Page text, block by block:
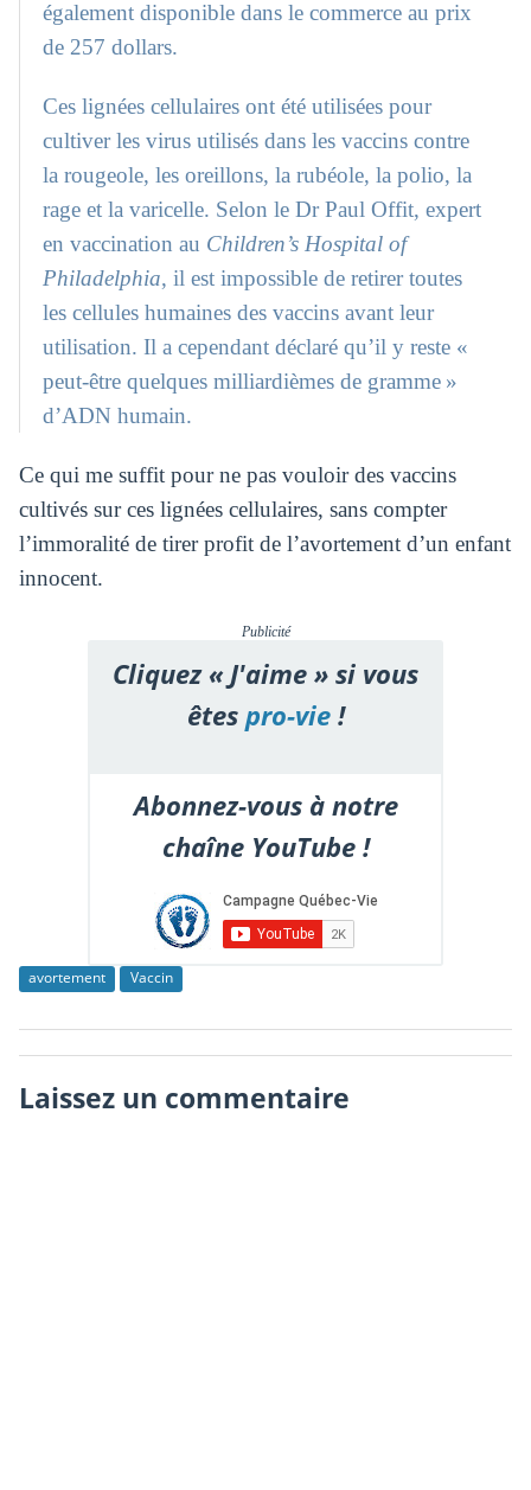
également disponible dans le commerce au prix
de 257 dollars.
Ces lignées cellulaires ont été utilisées pour
cultiver les virus utilisés dans les vaccins contre
la rougeole, les oreillons, la rubéole, la polio, la
rage et la varicelle. Selon le Dr Paul Offit, expert
en vaccination au Children’s Hospital of
Philadelphia, il est impossible de retirer toutes
les cellules humaines des vaccins avant leur
utilisation. Il a cependant déclaré qu’il y reste «
peut-être quelques milliardièmes de gramme »
d’ADN humain.
Ce qui me suffit pour ne pas vouloir des vaccins
cultivés sur ces lignées cellulaires, sans compter
l’immoralité de tirer profit de l’avortement d’un enfant
innocent.
Publicité
Cliquez « J'aime » si vous
êtespro-vie!
Abonnez-vous à notre
chaîne YouTube !
avortement Vaccin
Laissez un commentaire